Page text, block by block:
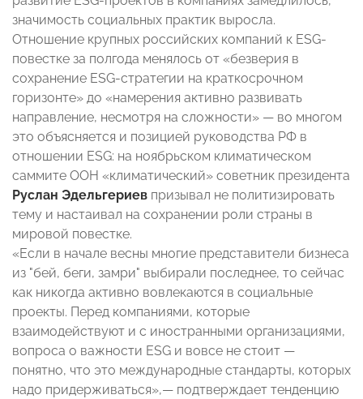
значимость социальных практик выросла.
Отношение крупных российских компаний к ESG-
повестке за полгода менялось от «безверия в
сохранение ESG-стратегии на краткосрочном
горизонте» до «намерения активно развивать
направление, несмотря на сложности» — во многом
это объясняется и позицией руководства РФ в
отношении ESG: на ноябрьском климатическом
саммите ООН «климатический» советник президента
Руслан Эдельгериев призывал не политизировать
тему и настаивал на сохранении роли страны в
мировой повестке.
«Если в начале весны многие представители бизнеса
из "бей, беги, замри" выбирали последнее, то сейчас
как никогда активно вовлекаются в социальные
проекты. Перед компаниями, которые
взаимодействуют и с иностранными организациями,
вопроса о важности ESG и вовсе не стоит —
понятно, что это международные стандарты, которых
надо придерживаться»,— подтверждает тенденцию